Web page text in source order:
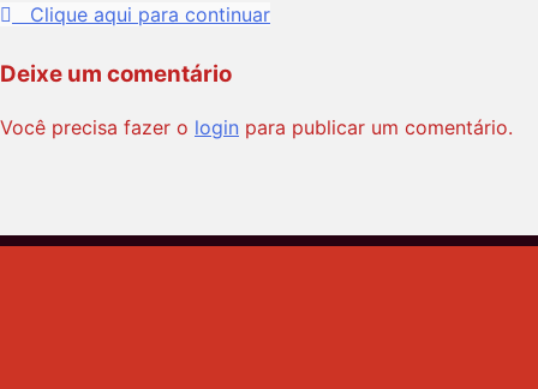
Clique aqui para continuar
Deixe um comentário
Você precisa fazer o login para publicar um comentário.